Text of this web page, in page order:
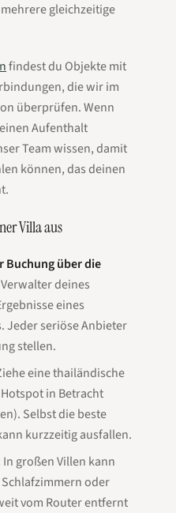
gleichzeitige
findest du Objekte mit
die wir im
überprüfen. Wenn
Aufenthalt
Team wissen, damit
können, das deinen
Villa aus
Buchung über die
deines
eines
Jeder seriöse Anbieter
stellen.
eine thailändische
in Betracht
Selbst die beste
kurzzeitig ausfallen.
In großen Villen kann
oder
vom Router entfernt